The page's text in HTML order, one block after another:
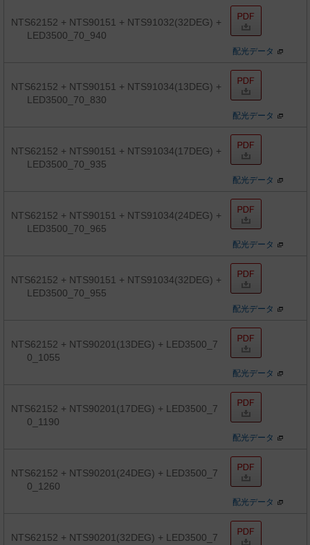
NTS62152 + NTS90151 + NTS91032(32DEG) +
LED3500_70_940
配光データ
NTS62152 + NTS90151 + NTS91034(13DEG) +
LED3500_70_830
配光データ
NTS62152 + NTS90151 + NTS91034(17DEG) +
LED3500_70_935
配光データ
NTS62152 + NTS90151 + NTS91034(24DEG) +
LED3500_70_965
配光データ
NTS62152 + NTS90151 + NTS91034(32DEG) +
LED3500_70_955
配光データ
NTS62152 + NTS90201(13DEG) + LED3500_7
0_1055
配光データ
NTS62152 + NTS90201(17DEG) + LED3500_7
0_1190
配光データ
NTS62152 + NTS90201(24DEG) + LED3500_7
0_1260
配光データ
NTS62152 + NTS90201(32DEG) + LED3500_7